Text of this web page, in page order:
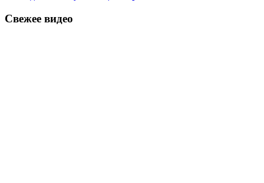
Свежее видео